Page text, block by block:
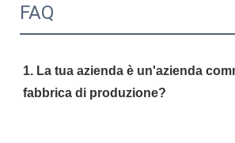
FAQ
1. La tua azienda è un'azienda